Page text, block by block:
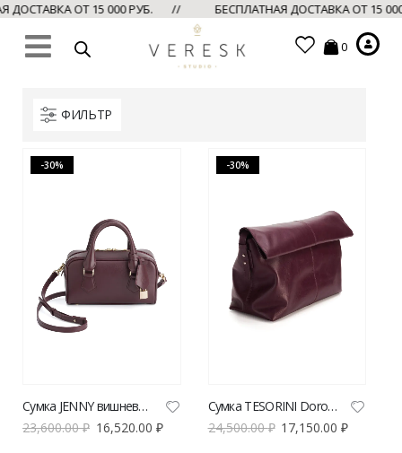
ДОСТАВКА ОТ 15 000 РУБ. // БЕСПЛАТНАЯ ДОСТАВКА ОТ 15
0
ФИЛЬТР
-30%
Сумка JENNY вишневого цвета | Tesorini
23,600.00₽ 16,520.00 ₽
-30%
Сумка TESORINI Doroty вишневый
24,500.00₽ 17,150.00₽